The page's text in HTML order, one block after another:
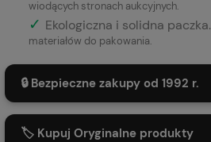
wiodących stronach aukcyjnych.
✓ Ekologiczna i solidna paczka.
materiałów do pakowania.
🔒 Bezpieczne zakupy od 1992 r.
🏷️ Kupuj Oryginalne produkty